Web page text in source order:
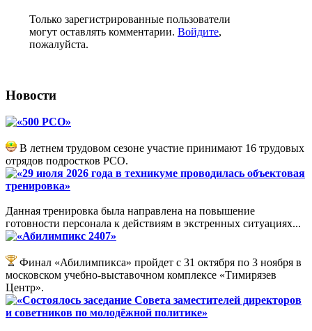
Только зарегистрированные пользователи
могут оставлять комментарии. Войдите,
пожалуйста.
Новости
«500 РСО»
В летнем трудовом сезоне участие принимают 16 трудовых
отрядов подростков РСО.
«29 июля 2026 года в техникуме проводилась объектовая
тренировка»
Данная тренировка была направлена на повышение
готовности персонала к действиям в экстренных ситуациях...
«Абилимпикс 2407»
Финал «Абилимпикса» пройдет с 31 октября по 3 ноября в
московском учебно-выставочном комплексе «Тимирязев
Центр».
«Состоялось заседание Совета заместителей директоров
и советников по молодёжной политике»